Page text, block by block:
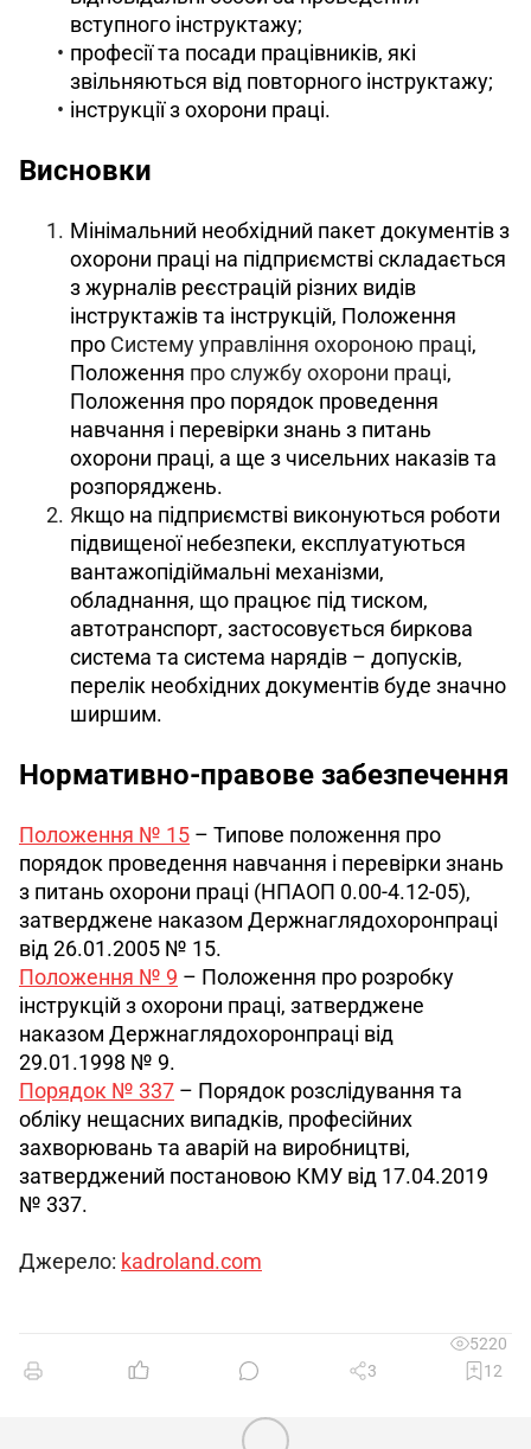
вступного інструктажу;
професії та посади працівників, які
звільняються від повторного інструктажу;
інструкції з охорони праці.
Висновки
Мінімальний необхідний пакет документів з
охорони праці на підприємстві складається
з журналів реєстрацій різних видів
інструктажів та інструкцій, Положення
про Систему управління охороною праці,
Положення про службу охорони праці,
Положення про порядок проведення
навчання і перевірки знань з питань
охорони праці, а ще з чисельних наказів та
розпоряджень.
Якщо на підприємстві виконуються роботи
підвищеної небезпеки, експлуатуються
вантажопідіймальні механізми,
обладнання, що працює під тиском,
автотранспорт, застосовується биркова
система та система нарядів – допусків,
перелік необхідних документів буде значно
ширшим.
Нормативно-правове забезпечення
Положення № 15 – Типове положення про
порядок проведення навчання і перевірки знань
з питань охорони праці (НПАОП 0.00-4.12-05),
затверджене наказом Держнаглядохоронпраці
від 26.01.2005 № 15.
Положення № 9 – Положення про розробку
інструкцій з охорони праці, затверджене
наказом Держнаглядохоронпраці від
29.01.1998 № 9.
Порядок № 337 – Порядок розслідування та
обліку нещасних випадків, професійних
захворювань та аварій на виробництві,
затверджений постановою КМУ від 17.04.2019
№ 337.
Джерело: kadroland.com
5220
3
12